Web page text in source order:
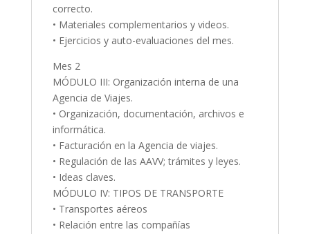
correcto.
• Materiales complementarios y videos.
• Ejercicios y auto-evaluaciones del mes.
Mes 2
MÓDULO III: Organización interna de una
Agencia de Viajes.
• Organización, documentación, archivos e
informática.
• Facturación en la Agencia de viajes.
• Regulación de las AAVV; trámites y leyes.
• Ideas claves.
MÓDULO IV: TIPOS DE TRANSPORTE
• Transportes aéreos
• Relación entre las compañías